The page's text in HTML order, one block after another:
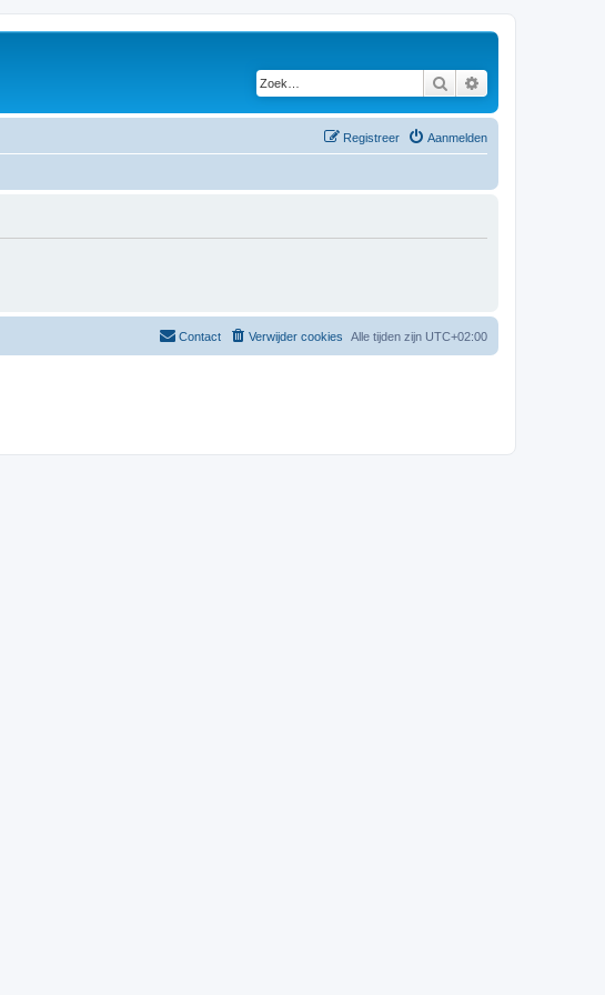
Zoek
Aanmelden
Registreer
Alle tijden zijn UTC+02:00
Verwijder cookies
Contact